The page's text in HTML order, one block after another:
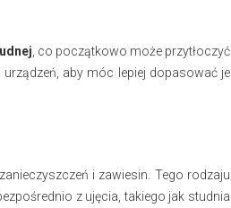
, co początkowo może przytłoczyć
aby móc lepiej dopasować je
i zawiesin. Tego rodzaju
z ujęcia, takiego jak studnia